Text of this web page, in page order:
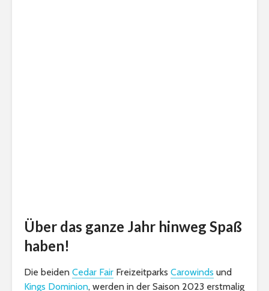
Über das ganze Jahr hinweg Spaß
haben!
Die beiden Cedar Fair Freizeitparks Carowinds und
Kings Dominion, werden in der Saison 2023 erstmalig